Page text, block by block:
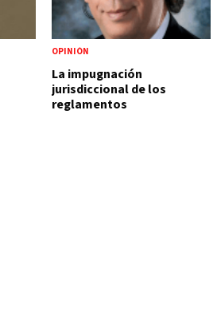
OPINIÓN
La impugnación
jurisdiccional de los
reglamentos